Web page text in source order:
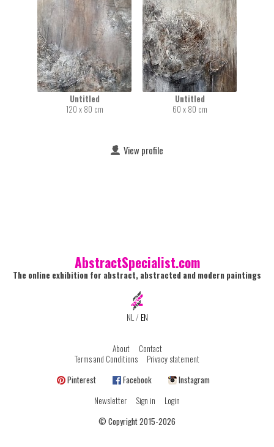
Untitled
120 x 80 cm
Untitled
60 x 80 cm
View profile
AbstractSpecialist.com
The online exhibition for abstract, abstracted and modern paintings
NL/ EN
About
Contact
Terms and Conditions
Privacy statement
Pinterest
Facebook
Instagram
Newsletter
Sign in
Login
© Copyright 2015-2026